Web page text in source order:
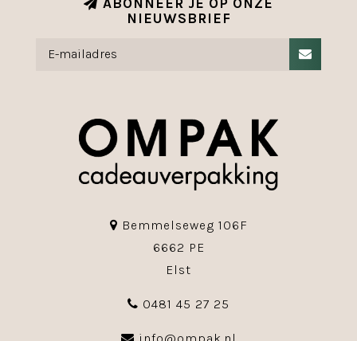
ABONNEER JE OP ONZE
NIEUWSBRIEF
Bemmelseweg 106F
6662 PE
Elst
0481 45 27 25